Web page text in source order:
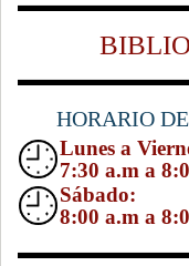
HORARIO
Lunes a
7:30 a.m a
Sábado:
8:00 a.m a